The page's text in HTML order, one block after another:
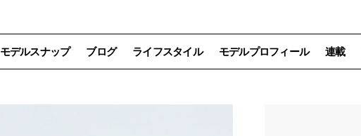
モデルスナップ ブログ ライフスタイル モデルプロフィール 連載